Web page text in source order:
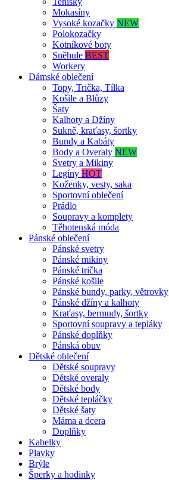
Mokasíny
Vysoké kozačky NEW
Polokozačky
Kotníkové boty
Sněhule BEST
Workery
Dámské oblečení
Topy, Trička, Tílka
Košile a Blůzy
Šaty
Kalhoty a Džíny
Sukně, kraťasy, šortky
Bundy a Kabáty
Body a Overaly NEW
Svetry a Mikiny
Legíny HOT
Koženky, vesty, saka
Sportovní oblečení
Prádlo
Soupravy a komplety
Těhotenská móda
Pánské oblečení
Pánské svetry
Pánské mikiny
Pánské trička
Pánské košile
Pánské bundy, parky, větrovky
Pánské džíny a kalhoty
Kraťasy, bermudy, šortky
Sportovní soupravy a tepláky
Pánské doplňky
Pánská obuv
Dětské oblečení
Dětské soupravy
Dětské overaly
Dětské body
Dětské tepláčky
Dětské šaty
Máma a dcera
Doplňky
Kabelky
Plavky
Brýle
Šperky a hodinky